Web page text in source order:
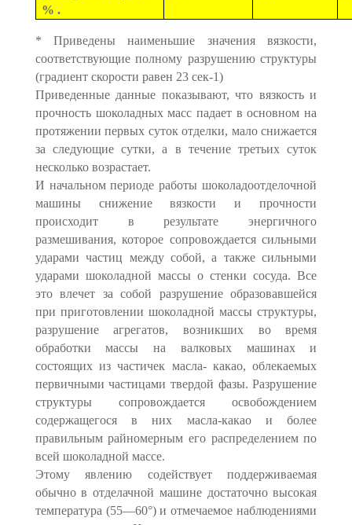
% .
* Приведены наименьшие значения вязкости,
соответствующие полному разрушению структуры
(градиент скорости равен 23 сек-1)
Приведенные данные показывают, что вязкость и
прочность шоколадных масс падает в основном на
протяжении первых суток отделки, мало снижается
за следующие сутки, а в течение третьих суток
несколько возрастает.
И начальном периоде работы шоколадоотделочной
машины снижение вязкости и прочности
происходит в результате энергичного
размешивания, которое сопровождается сильными
ударами частиц между собой, а также сильными
ударами шоколадной массы о стенки сосуда. Все
это влечет за собой разрушение образовавшейся
при приготовлении шоколадной массы структуры,
разрушение агрегатов, возникших во время
обработки массы на валковых машинах и
состоящих из частичек масла- какао, облекаемых
первичными частицами твердой фазы. Разрушение
структуры сопровождается освобождением
содержащегося в них масла-какао и более
правильным райномерным его распределением по
всей шоколадной массе.
Этому явлению содействует поддерживаемая
обычно в отделачной машине достаточно высокая
температура (55—60°) и отмечаемое наблюдениями